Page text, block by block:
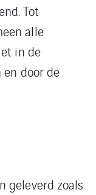
Tot
alle
in de
door de
geleverd zoals